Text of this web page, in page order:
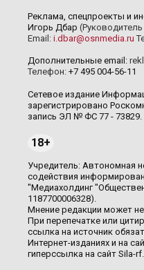
Реклама, спецпроекты и
Игорь Дбар
Email: i.dbar@osnmedia.ru
Дополнительные email:
Телефон: +7 495 004-56-11
Сетевое издание
зарегистрировано
запись ЭЛ № ФС 77 - 73829.
18+
Учредитель: Автономная
содействия
"Медиахолдинг
1187700006328).
Мнение редакции может
При перепечатке или
ссылка на источник
Интернет-изданиях и на
гиперссылка на сайт Sila-